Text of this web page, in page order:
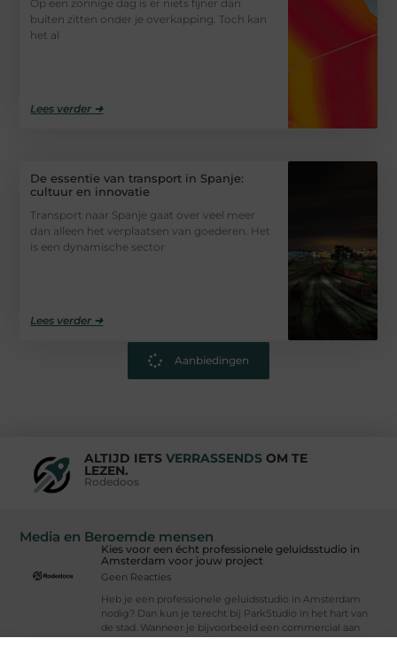
Op een zonnige dag is er niets fijner dan
buiten zitten onder je overkapping. Toch kan
het al
Lees verder ➜
De essentie van transport in Spanje:
cultuur en innovatie
Transport naar Spanje gaat over veel meer
dan alleen het verplaatsen van goederen. Het
is een dynamische sector
Lees verder ➜
Aanbiedingen
ALTIJD IETS VERRASSENDSOM TE
LEZEN.
Rodedoos
Media en Beroemde mensen
Kies voor een écht professionele geluidsstudio in
Amsterdam voor jouw project
Geen Reacties
Heb je een professionele geluidsstudio in Amsterdam
nodig? Dan kun je terecht bij ParkStudio in het hart van
de stad. Wanneer je bijvoorbeeld een commercial aan
het ontwikkelen, een app